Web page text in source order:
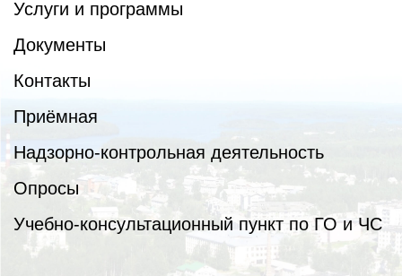
Услуги и программы
Документы
Контакты
Приёмная
Надзорно-контрольная деятельность
Опросы
Учебно-консультационный пункт по ГО и ЧС